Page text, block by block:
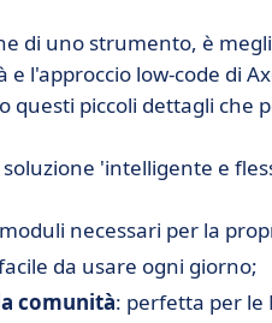
di uno strumento, è
e l'approccio low-code di
questi piccoli dettagli che
'intelligente e
necessari per la
da usare ogni giorno;
comunità: perfetta per le